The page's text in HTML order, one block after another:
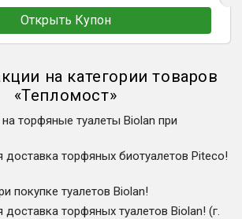
Открыть Купон
на категории товаров
«Тепломост»
торфяные туалеты Biolan при
доставка торфяных биотуалетов Piteco!
покупке туалетов Biolan!
доставка торфяных туалетов Biolan! (г.